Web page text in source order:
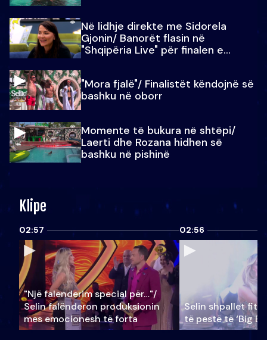
Në lidhje direkte me Sidorela
Gjonin/ Banorët flasin në
"Shqipëria Live" për finalen e
"Mora fjalë"/ Finalistët këndojnë së
bashku në oborr
Momente të bukura në shtëpi/
Laerti dhe Rozana hidhen së
bashku në pishinë
Klipe
02:57
"Një falenderim special për…"/
Selin falënderon produksionin
mes emocionesh të forta
02:56
Selin shpallet
të pestë të ‘Big